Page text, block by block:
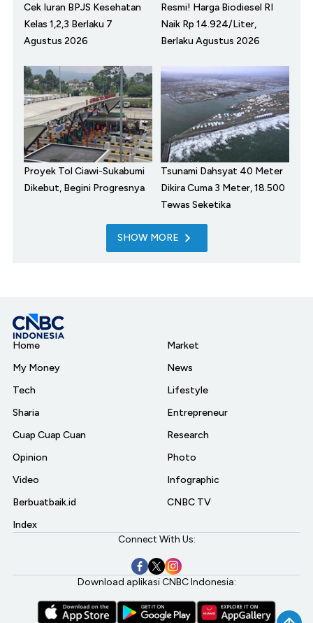
Cek Iuran BPJS Kesehatan
Kelas 1,2,3 Berlaku 7
Agustus 2026
Resmi! Harga Biodiesel RI
Naik Rp 14.924/Liter,
Berlaku Agustus 2026
Proyek Tol Ciawi-Sukabumi
Dikebut, Begini Progresnya
Tsunami Dahsyat 40 Meter
Dikira Cuma 3 Meter, 18.500
Tewas Seketika
SHOW MORE
Home
My Money
Tech
Sharia
Cuap Cuap Cuan
Opinion
Video
Berbuatbaik.id
Index
Market
News
Lifestyle
Entrepreneur
Research
Photo
Infographic
CNBC TV
Connect With Us:
Download aplikasi CNBC Indonesia: